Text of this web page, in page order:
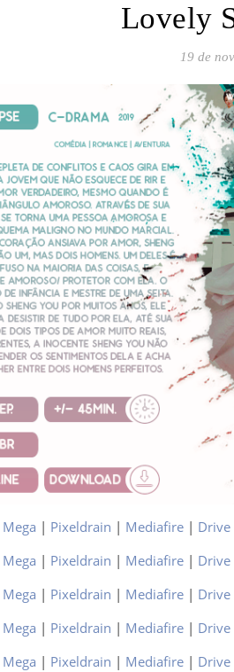
Lovely
19 de
Mega | Pixeldrain | Mediafire| Drive
Mega | Pixeldrain | Mediafire| Drive
Mega | Pixeldrain | Mediafire| Drive
Mega | Pixeldrain | Mediafire| Drive
Mega | Pixeldrain | Mediafire| Drive